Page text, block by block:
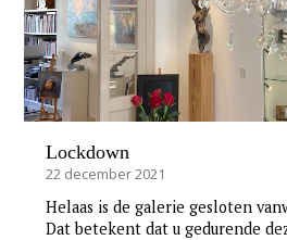
Lockdown
22 december 2021
Helaas is de galerie gesloten
Dat betekent dat u gedurende